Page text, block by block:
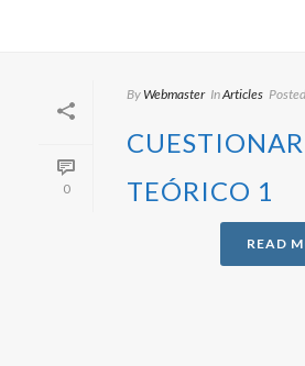
0
ByWebmaster InArticles Posted
TEÓRICO 1
READ